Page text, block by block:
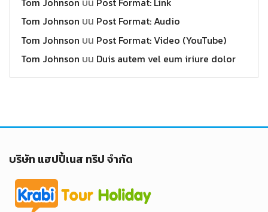
Tom Johnson บน Post Format: Audio
Tom Johnson บน Post Format: Video (YouTube)
Tom Johnson บน Duis autem vel eum iriure dolor
บริษัท แฮปปี้เนส ทริป จำกัด